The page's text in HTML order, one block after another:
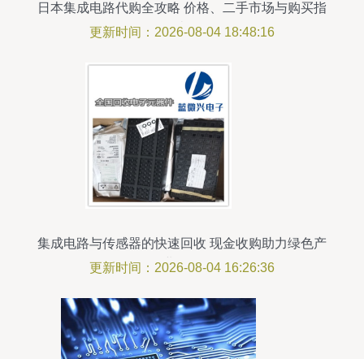
日本集成电路代购全攻略 价格、二手市场与购买指
南
更新时间：2026-08-04 18:48:16
集成电路与传感器的快速回收 现金收购助力绿色产
业发展
更新时间：2026-08-04 16:26:36